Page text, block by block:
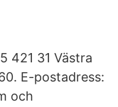
421 31 Västra
E-postadress:
och